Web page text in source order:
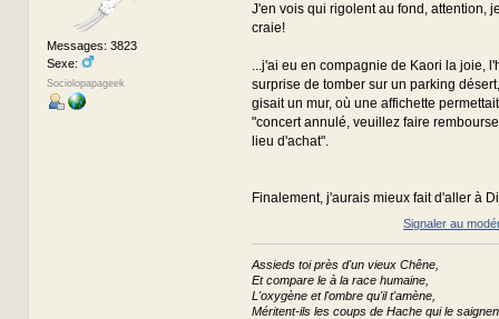
Messages: 3823
Sexe:
Sociolopapageek
J'en vois qui rigolent au fond, attention,
craie!
...j'ai eu en compagnie de Kaori la joie,
surprise de tomber sur un parking
gisait un mur, où une affichette
"concert annulé, veuillez faire
lieu d'achat".
Finalement, j'aurais mieux fait d'aller à
Signaler au
Assieds toi près d'un vieux Chêne,
Et compare le à la race humaine,
L'oxygène et l'ombre qu'il t'amène,
Méritent-ils les coups de Hache qui le